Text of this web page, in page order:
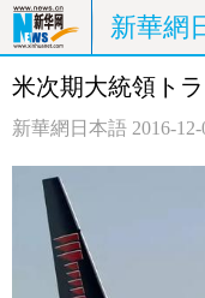
新華網
ホームページ
観光
中日対訳
米次期大統領ト
新華網日本語 2016-12-